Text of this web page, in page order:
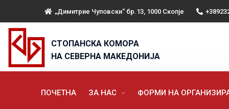
„Димитрие Чуповски“ бр.13, 1000 Скопје
СТОПАНСКА КОМОРА
НА СЕВЕРНА МАКЕДОНИЈА
ПОЧЕТНА ЗА НАС ФОРМИ НА